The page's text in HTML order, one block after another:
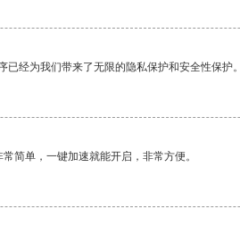
已经为我们带来了无限的隐私保护和安全性保护
简单，一键加速就能开启，非常方便。